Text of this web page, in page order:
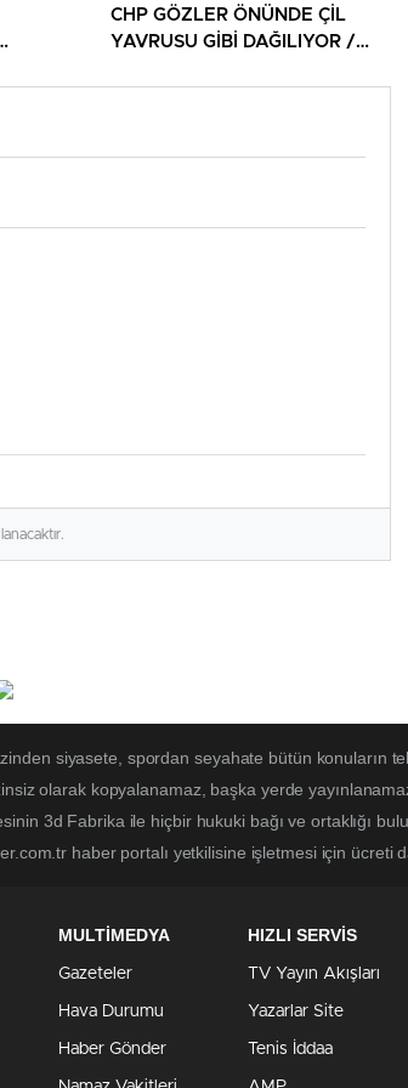
CHP GÖZLER ÖNÜNDE ÇİL
YAVRUSU GİBİ DAĞILIYOR /
siyasete, spordan seyahate bütün konuların
olarak kopyalanamaz, başka yerde
3d Fabrika ile hiçbir hukuki bağı ve ortaklığı
haber portalı yetkilisine işletmesi için ücreti
MULTİMEDYA
Gazeteler
Hava Durumu
Haber Gönder
HIZLI SERVİS
TV Yayın Akışları
Yazarlar Site
Tenis İddaa